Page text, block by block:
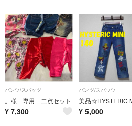
パンツ/スパッツ
。様 専用 二点セット
¥ 7,300
パンツ/スパッツ
¥ 5,000